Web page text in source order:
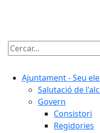
Cercar:
Ajuntament - Seu
Salutació de
Govern
Consistori
Regidories